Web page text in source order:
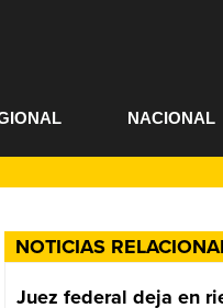
NACIONAL
NOTICIAS
Juez federal deja en